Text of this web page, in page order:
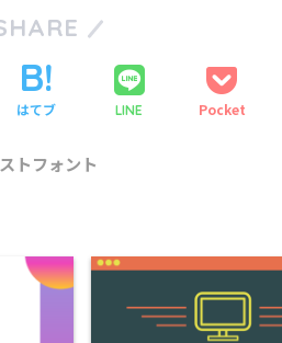
はてブ LINE Pocket
トフォント